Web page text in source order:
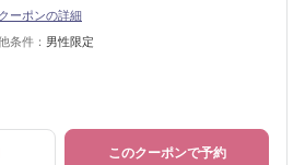
ーポンの詳細
条件： 男性限定
このクーポンで予約